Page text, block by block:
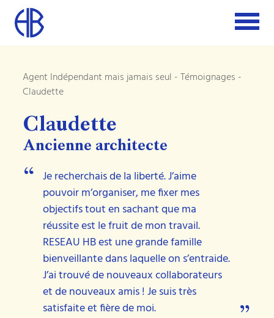
Agent Indépendant mais jamais seul -Témoignages -
Claudette
Claudette
Ancienne architecte
“ Je recherchais de la liberté. J’aime
pouvoir m’organiser, me fixer mes
objectifs tout en sachant que ma
réussite est le fruit de mon travail.
RESEAU HB est une grande famille
bienveillante dans laquelle on s’entraide.
J’ai trouvé de nouveaux collaborateurs
et de nouveaux amis ! Je suis très
satisfaite et fière de moi.
„